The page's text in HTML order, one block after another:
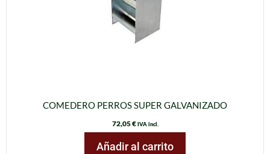
COMEDERO PERROS SUPER GALVANIZADO
72,05€ IVA incl.
Añadir al carrito